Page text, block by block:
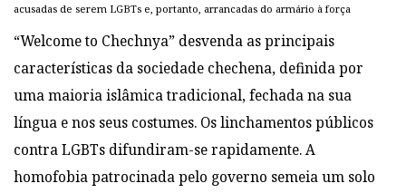
acusadas de serem LGBTs e, portanto, arrancadas do armário à força
“Welcome to Chechnya” desvenda as principais
características da sociedade chechena, definida por
uma maioria islâmica tradicional, fechada na sua
língua e nos seus costumes. Os linchamentos públicos
contra LGBTs difundiram-se rapidamente. A
homofobia patrocinada pelo governo semeia um solo